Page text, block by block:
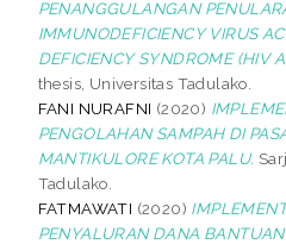
PENANGGULANGAN
IMMUNODEFICIENCY VIRUS
DEFICIENCY SYNDROME (HIV
thesis, Universitas Tadulako.
FANI NURAFNI (2020)
PENGOLAHAN SAMPAH DI
MANTIKULORE KOTA PALU.
Tadulako.
FATMAWATI (2020)
PENYALURAN DANA